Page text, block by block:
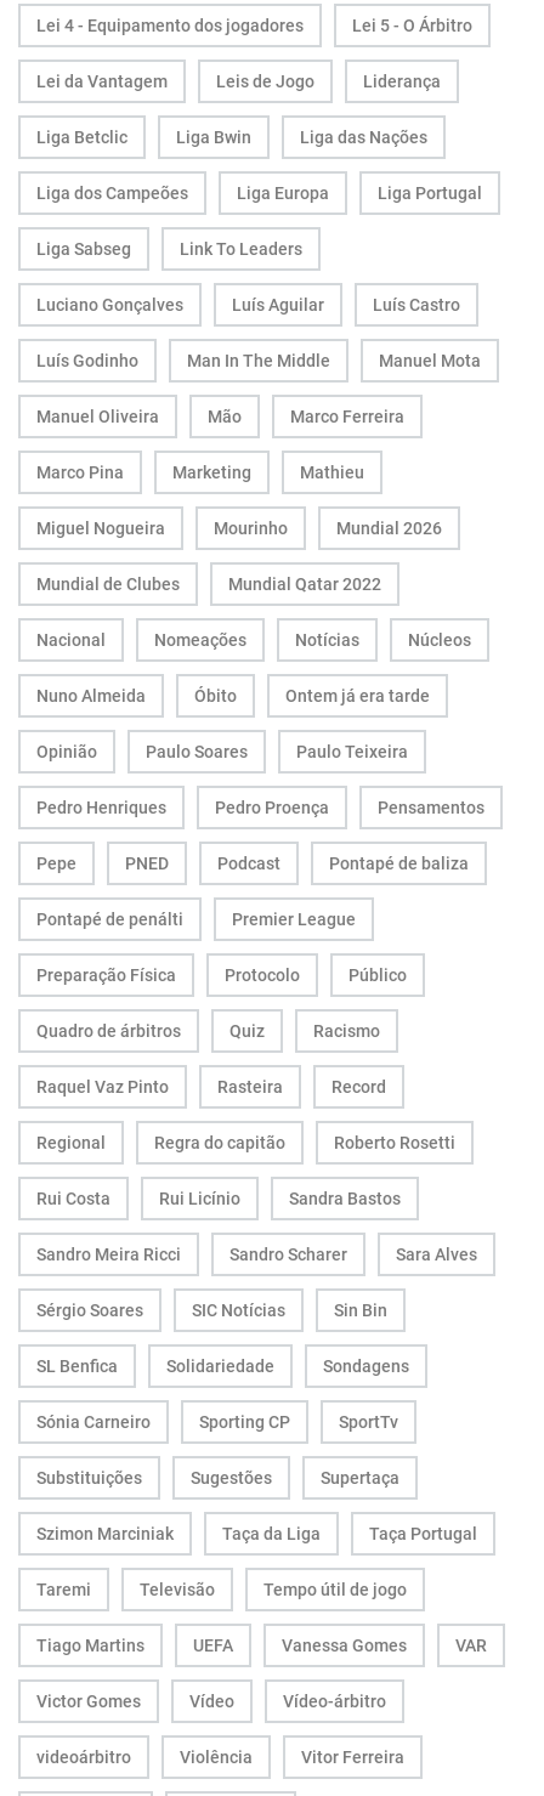
Lei 4 - Equipamento dos jogadores Lei 5 - O Árbitro
Lei da Vantagem Leis de Jogo Liderança
Liga Betclic Liga Bwin Liga das Nações
Liga dos Campeões Liga Europa Liga Portugal
Liga Sabseg Link To Leaders
Luciano Gonçalves Luís Aguilar Luís Castro
Luís Godinho Man In The Middle Manuel Mota
Manuel Oliveira Mão Marco Ferreira
Marco Pina Marketing Mathieu
Miguel Nogueira Mourinho Mundial 2026
Mundial de Clubes Mundial Qatar 2022
Nacional Nomeações Notícias Núcleos
Nuno Almeida Óbito Ontem já era tarde
Opinião Paulo Soares Paulo Teixeira
Pedro Henriques Pedro Proença Pensamentos
Pepe PNED Podcast Pontapé de baliza
Pontapé de penálti Premier League
Preparação Física Protocolo Público
Quadro de árbitros Quiz Racismo
Raquel Vaz Pinto Rasteira Record
Regional Regra do capitão Roberto Rosetti
Rui Costa Rui Licínio Sandra Bastos
Sandro Meira Ricci Sandro Scharer Sara Alves
Sérgio Soares SIC Notícias Sin Bin
SL Benfica Solidariedade Sondagens
Sónia Carneiro Sporting CP SportTv
Substituições Sugestões Supertaça
Szimon Marciniak Taça da Liga Taça Portugal
Taremi Televisão Tempo útil de jogo
Tiago Martins UEFA Vanessa Gomes VAR
Victor Gomes Vídeo Vídeo-árbitro
videoárbitro Violência Vitor Ferreira